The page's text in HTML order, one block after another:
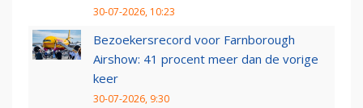
30-07-2026, 10:23
Bezoekersrecord voor Farnborough
Airshow: 41 procent meer dan de vorige
keer
30-07-2026, 9:30